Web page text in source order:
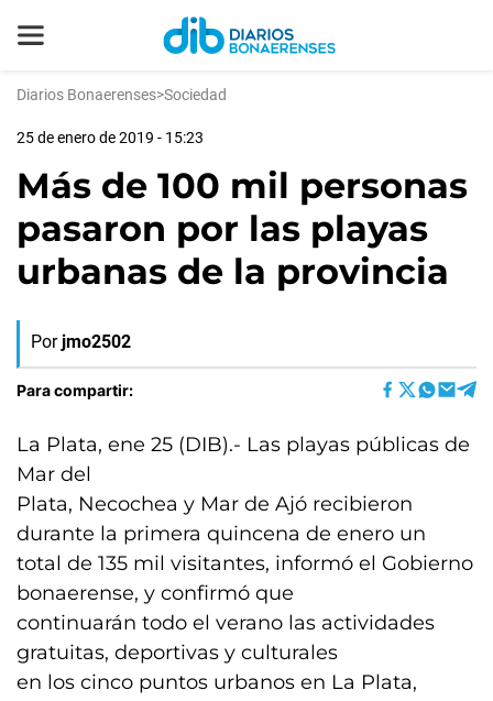
Diarios Bonaerenses>Sociedad
25 de enero de 2019 - 15:23
Más de 100 mil personas
pasaron por las playas
urbanas de la provincia
Por jmo2502
Para compartir:
La Plata, ene 25 (DIB).- Las playas públicas de
Mar del
Plata, Necochea y Mar de Ajó recibieron
durante la primera quincena de enero un
total de 135 mil visitantes, informó el Gobierno
bonaerense, y confirmó que
continuarán todo el verano las actividades
gratuitas, deportivas y culturales
en los cinco puntos urbanos en La Plata,